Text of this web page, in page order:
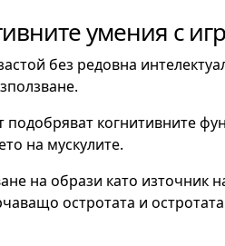
умения с
без редовна
когнитивните
на мускулите.
на образи като източник
остротата и